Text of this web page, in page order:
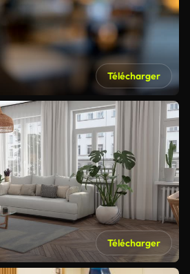
Télécharger
Télécharger